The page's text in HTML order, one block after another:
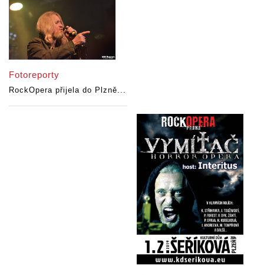
Fotoreporty
RockOpera přijela do Plzně...